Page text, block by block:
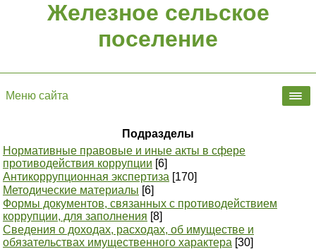
Железное сельское
поселение
Меню сайта
Подразделы
Нормативные правовые и иные акты в сфере
противодействия коррупции [6]
Антикоррупционная экспертиза [170]
Методические материалы [6]
Формы документов, связанных с противодействием
коррупции, для заполнения [8]
Сведения о доходах, расходах, об имуществе и
обязательствах имущественного характера [30]